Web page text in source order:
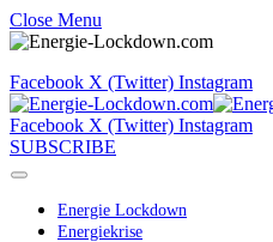
Close Menu
Facebook X (Twitter) Instagram
Facebook X (Twitter) Instagram
SUBSCRIBE
Energie Lockdown
Energiekrise